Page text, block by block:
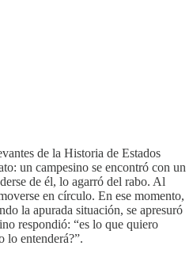
de la Historia de Estados
un campesino se encontró con un
de él, lo agarró del rabo. Al
en círculo. En ese momento,
la apurada situación, se apresuró
respondió: “es lo que quiero
lo entenderá?”.